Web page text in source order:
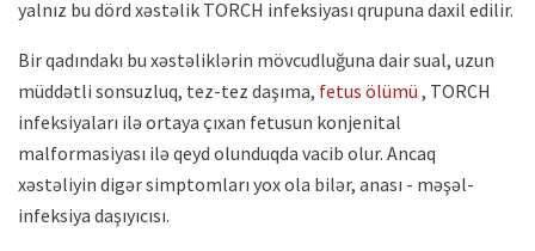
yalnız bu dörd xəstəlik TORCH infeksiyası qrupuna daxil edilir.
Bir qadındakı bu xəstəliklərin mövcudluğuna dair sual, uzun
müddətli sonsuzluq, tez-tez daşıma, fetus ölümü , TORCH
infeksiyaları ilə ortaya çıxan fetusun konjenital
malformasiyası ilə qeyd olunduqda vacib olur. Ancaq
xəstəliyin digər simptomları yox ola bilər, anası - məşəl-
infeksiya daşıyıcısı.